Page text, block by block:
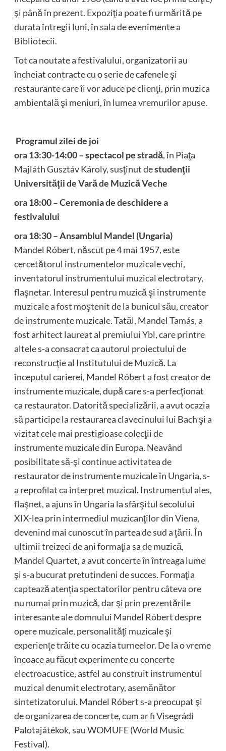
şi până în prezent. Expoziţia poate fi urmărită pe
durata întregii luni, în sala de evenimente a
Bibliotecii.
Tot ca noutate a festivalului, organizatorii au
încheiat contracte cu o serie de cafenele şi
restaurante care îi vor aduce pe clienţi, prin muzica
ambientală şi meniuri, în lumea vremurilor apuse.
Programul zilei de joi
ora 13:30-14:00 – spectacol pe stradă, în Piaţa
Majláth Gusztáv Károly, susţinut destudenţii
Universităţii de Vară de Muzică Veche
ora 18:00 – Ceremonia de deschidere a
festivalului
ora 18:30 – Ansamblul Mandel (Ungaria)
Mandel Róbert, născut pe 4 mai 1957, este
cercetătorul instrumentelor muzicale vechi,
inventatorul instrumentului muzical electrotary,
flaşnetar. Interesul pentru muzică şi instrumente
muzicale a fost moştenit de la bunicul său, creator
de instrumente muzicale. Tatăl, Mandel Tamás, a
fost arhitect laureat al premiului Ybl, care printre
altele s-a consacrat ca autorul proiectului de
reconstrucţie al Institutului de Muzică. La
începutul carierei, Mandel Róbert a fost creator de
instrumente muzicale, după care s-a perfecţionat
ca restaurator. Datorită specializării, a avut ocazia
să participe la restaurarea clavecinului lui Bach şi a
vizitat cele mai prestigioase colecţii de
instrumente muzicale din Europa. Neavând
posibilitate să-şi continue activitatea de
restaurator de instrumente muzicale în Ungaria, s-
a reprofilat ca interpret muzical. Instrumentul ales,
flaşnet, a ajuns în Ungaria la sfârşitul secolului
XIX-lea prin intermediul muzicanţilor din Viena,
devenind mai cunoscut în partea de sud a ţării. În
ultimii treizeci de ani formaţia sa de muzică,
Mandel Quartet, a avut concerte în întreaga lume
şi s-a bucurat pretutindeni de succes. Formaţia
captează atenţia spectatorilor pentru câteva ore
nu numai prin muzică, dar şi prin prezentările
interesante ale domnului Mandel Róbert despre
opere muzicale, personalităţi muzicale şi
experienţe trăite cu ocazia turneelor. De la o vreme
încoace au făcut experimente cu concerte
electroacustice, astfel au construit instrumentul
muzical denumit electrotary, asemănător
sintetizatorului. Mandel Róbert s-a preocupat şi
de organizarea de concerte, cum ar fi Visegrádi
Palotajátékok, sau WOMUFE (World Music
Festival).